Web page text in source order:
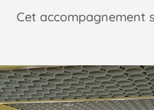
Cet accompagnement